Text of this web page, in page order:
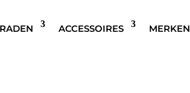
ACCESSOIRES MERKEN